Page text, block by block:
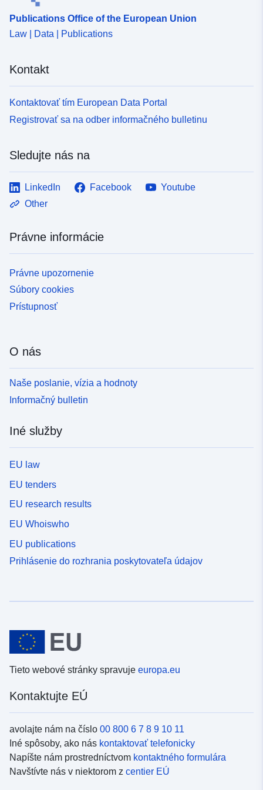
Publications Office of the European Union
Law | Data | Publications
Kontakt
Kontaktovať tím European Data Portal
Registrovať sa na odber informačného bulletinu
Sledujte nás na
LinkedIn Facebook
Youtube
Other
Právne informácie
Právne upozornenie
Súbory cookies
Prístupnosť
O nás
Naše poslanie, vízia a hodnoty
Informačný bulletin
Iné služby
EU law
EU tenders
EU research results
EU Whoiswho
EU publications
Prihlásenie do rozhrania poskytovateľa údajov
Tieto webové stránky spravuje europa.eu
Kontaktujte EÚ
avolajte nám na číslo 00 800 6 7 8 9 10 11
Iné spôsoby, ako nás kontaktovať telefonicky
Napíšte nám prostredníctvom kontaktného formulára
Navštívte nás v niektorom z centier EÚ